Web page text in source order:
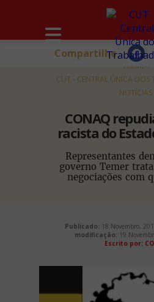
HOME
CUT - CENTRAL ÚNICA DOS
NOTÍCIAS
CONAQ
racista do
Representantes
governo Temer
negociações com
Compartilhe
Publicado: 18 Novembro,
modificação: 19
Escrito por: